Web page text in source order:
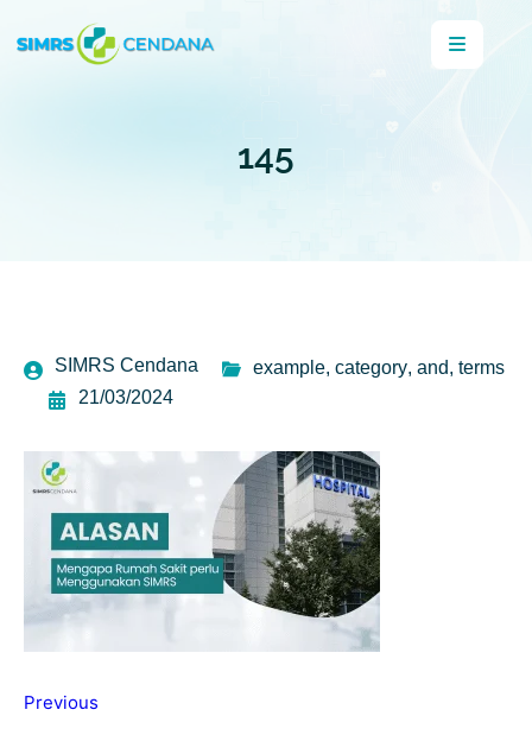
145
SIMRS Cendana example, category, and, terms
21/03/2024
Previous